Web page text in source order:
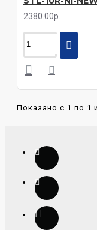
2380.00р.
Показано с 1 по 1